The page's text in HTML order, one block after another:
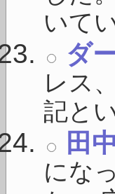
いて
ダ
レス
記と
田
にな